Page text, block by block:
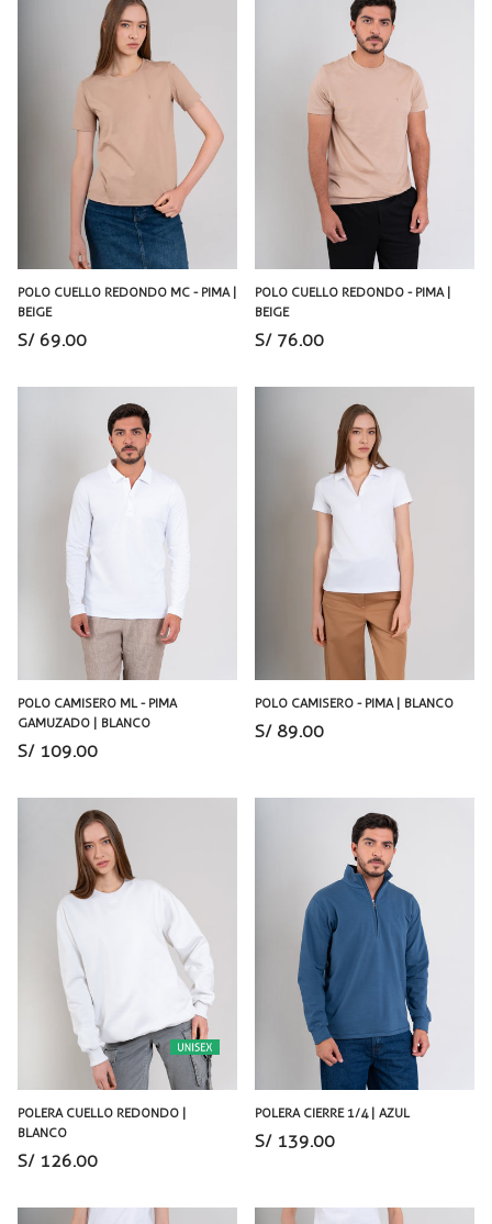
POLO CUELLO REDONDO MC - PIMA |
BEIGE
S/ 69.00
POLO CUELLO REDONDO - PIMA |
BEIGE
S/ 76.00
POLO CAMISERO ML - PIMA
GAMUZADO | BLANCO
S/ 109.00
POLO CAMISERO - PIMA | BLANCO
S/ 89.00
POLERA CUELLO REDONDO |
BLANCO
S/ 126.00
POLERA CIERRE 1/4 | AZUL
S/ 139.00